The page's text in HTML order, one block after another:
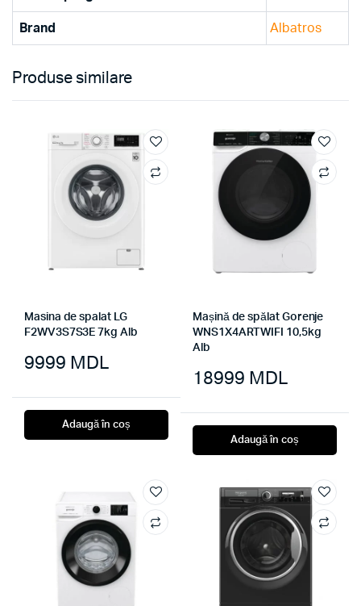
Brand Albatros
Produse similare
Masina de spalat LG
F2WV3S7S3E 7kg Alb
9999 MDL
Adaugă în coș
Mașină de spălat Gorenje
WNS1X4ARTWIFI 10,5kg
Alb
18999 MDL
Adaugă în coș